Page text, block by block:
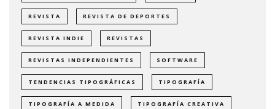
REVISTA REVISTA DE DEPORTES
REVISTA INDIE REVISTAS
REVISTAS INDEPENDIENTES SOFTWARE
TENDENCIAS TIPOGRÁFICAS TIPOGRAFÍA
TIPOGRAFÍA A MEDIDA TIPOGRAFÍA CREATIVA